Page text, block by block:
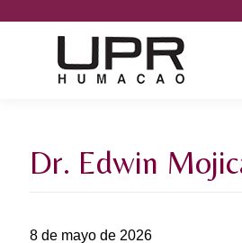
Dr. Edwin
8 de mayo de 2026